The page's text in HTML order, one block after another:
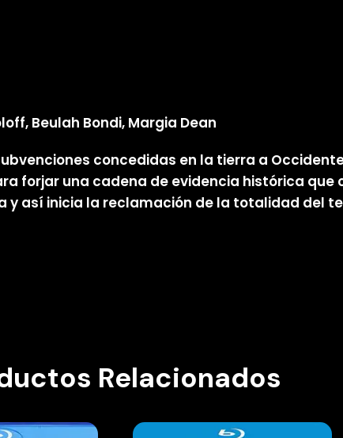
Beulah Bondi, Margia Dean
subvenciones concedidas en la tierra a
forjar una cadena de evidencia histórica que
y así inicia la reclamación de la totalidad del
Relacionados